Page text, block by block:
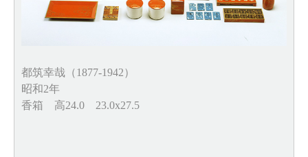
都筑幸哉（1877-1942）
昭和2年
香箱 高24.0 23.0x27.5